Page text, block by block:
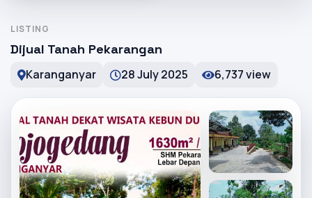
LISTING
Dijual Tanah Pekarangan
Karanganyar 28 July 2025 6,737 view